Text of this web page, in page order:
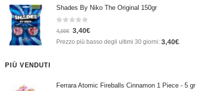
Shades By Niko The Original 150gr
Su 5
4,00€ 3,40€
Prezzo più basso degli ultimi 30 giorni: 3,40€
PIÙ VENDUTI
Ferrara Atomic Fireballs Cinnamon 1 Piece - 5 gr